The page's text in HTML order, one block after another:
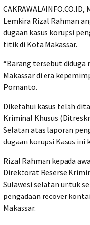
Lemkira Rizal Rahman
dugaan kasus korupsi
titik di Kota Makassar.
“Barang tersebut diduga
Makassar di era
Pomanto.
Diketahui kasus telah
Kriminal Khusus
Selatan atas laporan
dugaan korupsi Kasus ini
Rizal Rahman kepada
Direktorat Reserse
Sulawesi selatan untuk
pengadaan recover
Makassar.